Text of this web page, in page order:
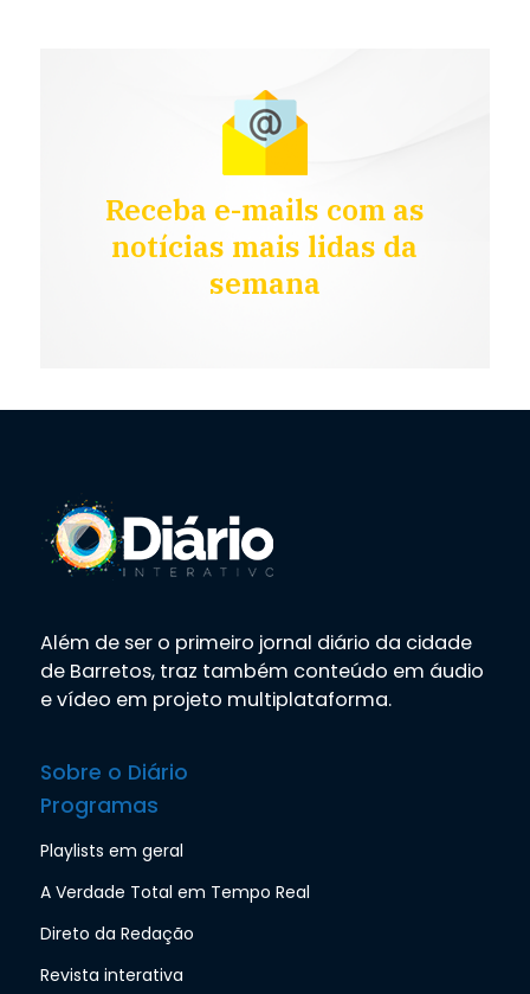
Receba e-mails com as
notícias mais lidas da
semana
Além de ser o primeiro jornal diário da cidade
de Barretos, traz também conteúdo em áudio
e vídeo em projeto multiplataforma.
Sobre o Diário
Programas
Playlists em geral
A Verdade Total em Tempo Real
Direto da Redação
Revista interativa